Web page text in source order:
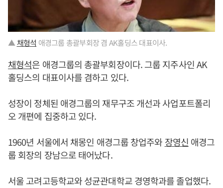
▲채형석 애경그룹 총괄부회장 겸 AK홀딩스 대표이사.
채형석은 애경그룹의 총괄부회장이다. 그룹 지주사인 AK
홀딩스의 대표이사를 겸하고 있다.
성장이 정체된 애경그룹의 재무구조 개선과 사업포트폴리
오 개편에 집중하고 있다.
1960년 서울에서 채몽인 애경그룹 창업주와 장영신 애경그
룹 회장의 장남으로 태어났다.
서울 고려고등학교와 성균관대학교 경영학과를 졸업했다.